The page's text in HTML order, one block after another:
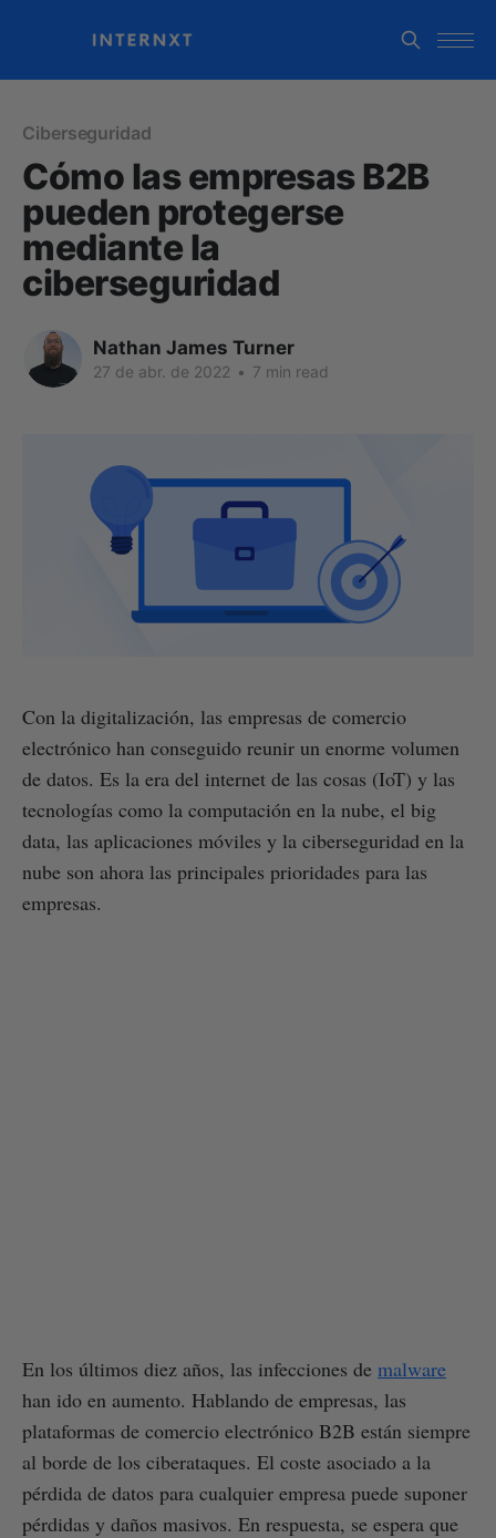
Ciberseguridad
Cómo las empresas B2B
pueden protegerse
mediante la
ciberseguridad
Nathan James Turner
27 de abr. de 2022 • 7 min read
Con la digitalización, las empresas de comercio
electrónico han conseguido reunir un enorme volumen
de datos. Es la era del internet de las cosas (IoT) y las
tecnologías como la computación en la nube, el big
data, las aplicaciones móviles y la ciberseguridad en la
nube son ahora las principales prioridades para las
empresas.
En los últimos diez años, las infecciones de malware
han ido en aumento. Hablando de empresas, las
plataformas de comercio electrónico B2B están siempre
al borde de los ciberataques. El coste asociado a la
pérdida de datos para cualquier empresa puede suponer
pérdidas y daños masivos. En respuesta, se espera que